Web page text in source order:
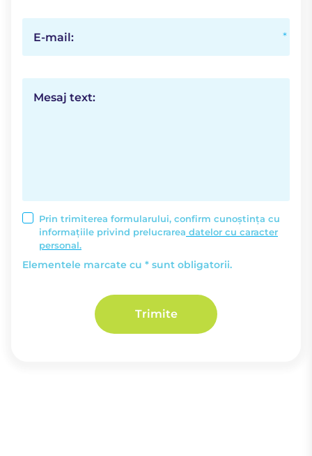
E-mail:
Mesaj text:
Prin trimiterea formularului, confirm cunoștința cu
informațiile privind prelucrarea datelor cu caracter
personal.
Elementele marcate cu * sunt obligatorii.
Trimite